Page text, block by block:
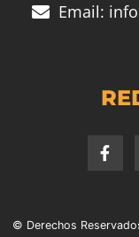
Email:
© Derechos